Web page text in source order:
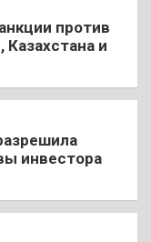
против
Казахстана и
инвестора